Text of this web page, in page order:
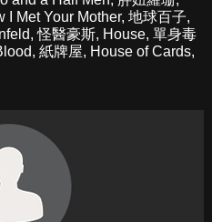
I Met Your Mother, 地球百子,
,怪醫豪斯, House, 單身毒
, 紙牌屋, House of Cards,